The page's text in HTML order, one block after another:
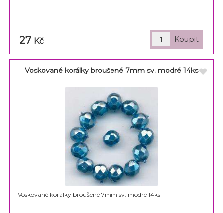
27 Kč
Voskované korálky broušené 7mm sv. modré 14ks
Voskované korálky broušené 7mm sv. modré 14ks